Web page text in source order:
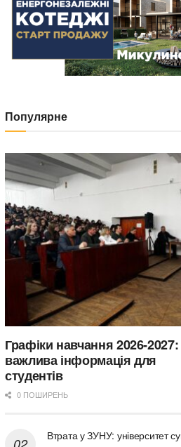
Популярне
Графіки навчання 2026-2027:
важлива інформація для
студентів
0 ПОШИРЕНЬ
Втрата у ЗУНУ: університет